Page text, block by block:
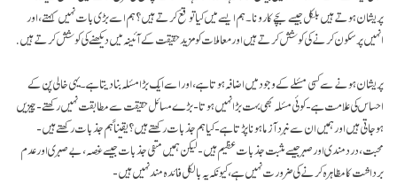
پریشان ہوتے ہیں بلکل جیسے بچے کا رونا۔ ہم ایسے میں کیا توقع کرتے ہیں؟ ہم اسے بڑی بات نہیں کہتے ، اور
انہیں پرسکون کرنے کی کوشش کرتے ہیں اور معاملات کو مزید حقیقت کے آئینہ میں دیکھنے کی کوشش کرتے ہیں.
پریشان ہونے سے کسی مسٔلے کے وجود میں اضافہ ہوتا ہے،اور اسے ایک بڑا مسٔلہ بنا دیتا ہے۔ یہی خالی پن کے
احساس کی علامت ہے- کوئی مسٔلہ بھی بہت بڑا نہیں ہوتا- بڑے مسائل حقیقت سے مطابقت نہیں رکھتے- چیزیں
ہو جاتی ہیں اور ہمیں ان سے نبرد آزما ہونا پڑتا ہے- کیا ہم جذبات رکھتے ہیں؟ یقیناً ہم جذبات رکھتے ہیں-
محبت، درد مندی اور صبر جیسے مثبت جذبات عظیم ہیں- لیکن ہمیں منفی جذبات جیسے غصہ، بےصبری اور عدم
برداشت کا مظاہرہ کرنے کی ضرورت نہیں ہے، کیونکہ یہ بالکل فائدہ مند نہیں ہیں-